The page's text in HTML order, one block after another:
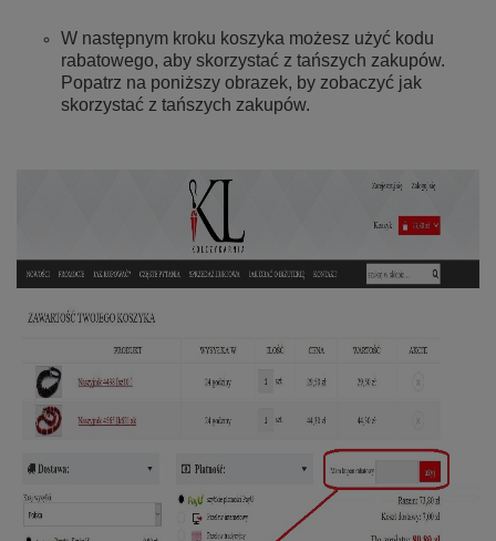
W następnym kroku koszyka możesz użyć kodu
rabatowego, aby skorzystać z tańszych zakupów.
Popatrz na poniższy obrazek, by zobaczyć jak
skorzystać z tańszych zakupów.